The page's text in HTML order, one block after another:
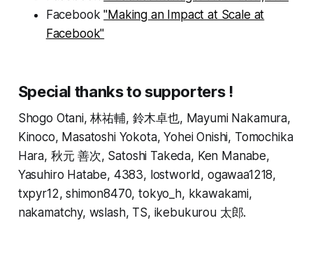
Facebook"Making an Impact at Scale at
Facebook"
Special thanks to supporters !
Shogo Otani, 林祐輔, 鈴木卓也, Mayumi Nakamura,
Kinoco, Masatoshi Yokota, Yohei Onishi, Tomochika
Hara, 秋元 善次, Satoshi Takeda, Ken Manabe,
Yasuhiro Hatabe, 4383, lostworld, ogawaa1218,
txpyr12, shimon8470, tokyo_h, kkawakami,
nakamatchy, wslash, TS, ikebukurou 太郎.